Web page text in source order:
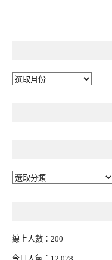
彙
分
線上人數：200